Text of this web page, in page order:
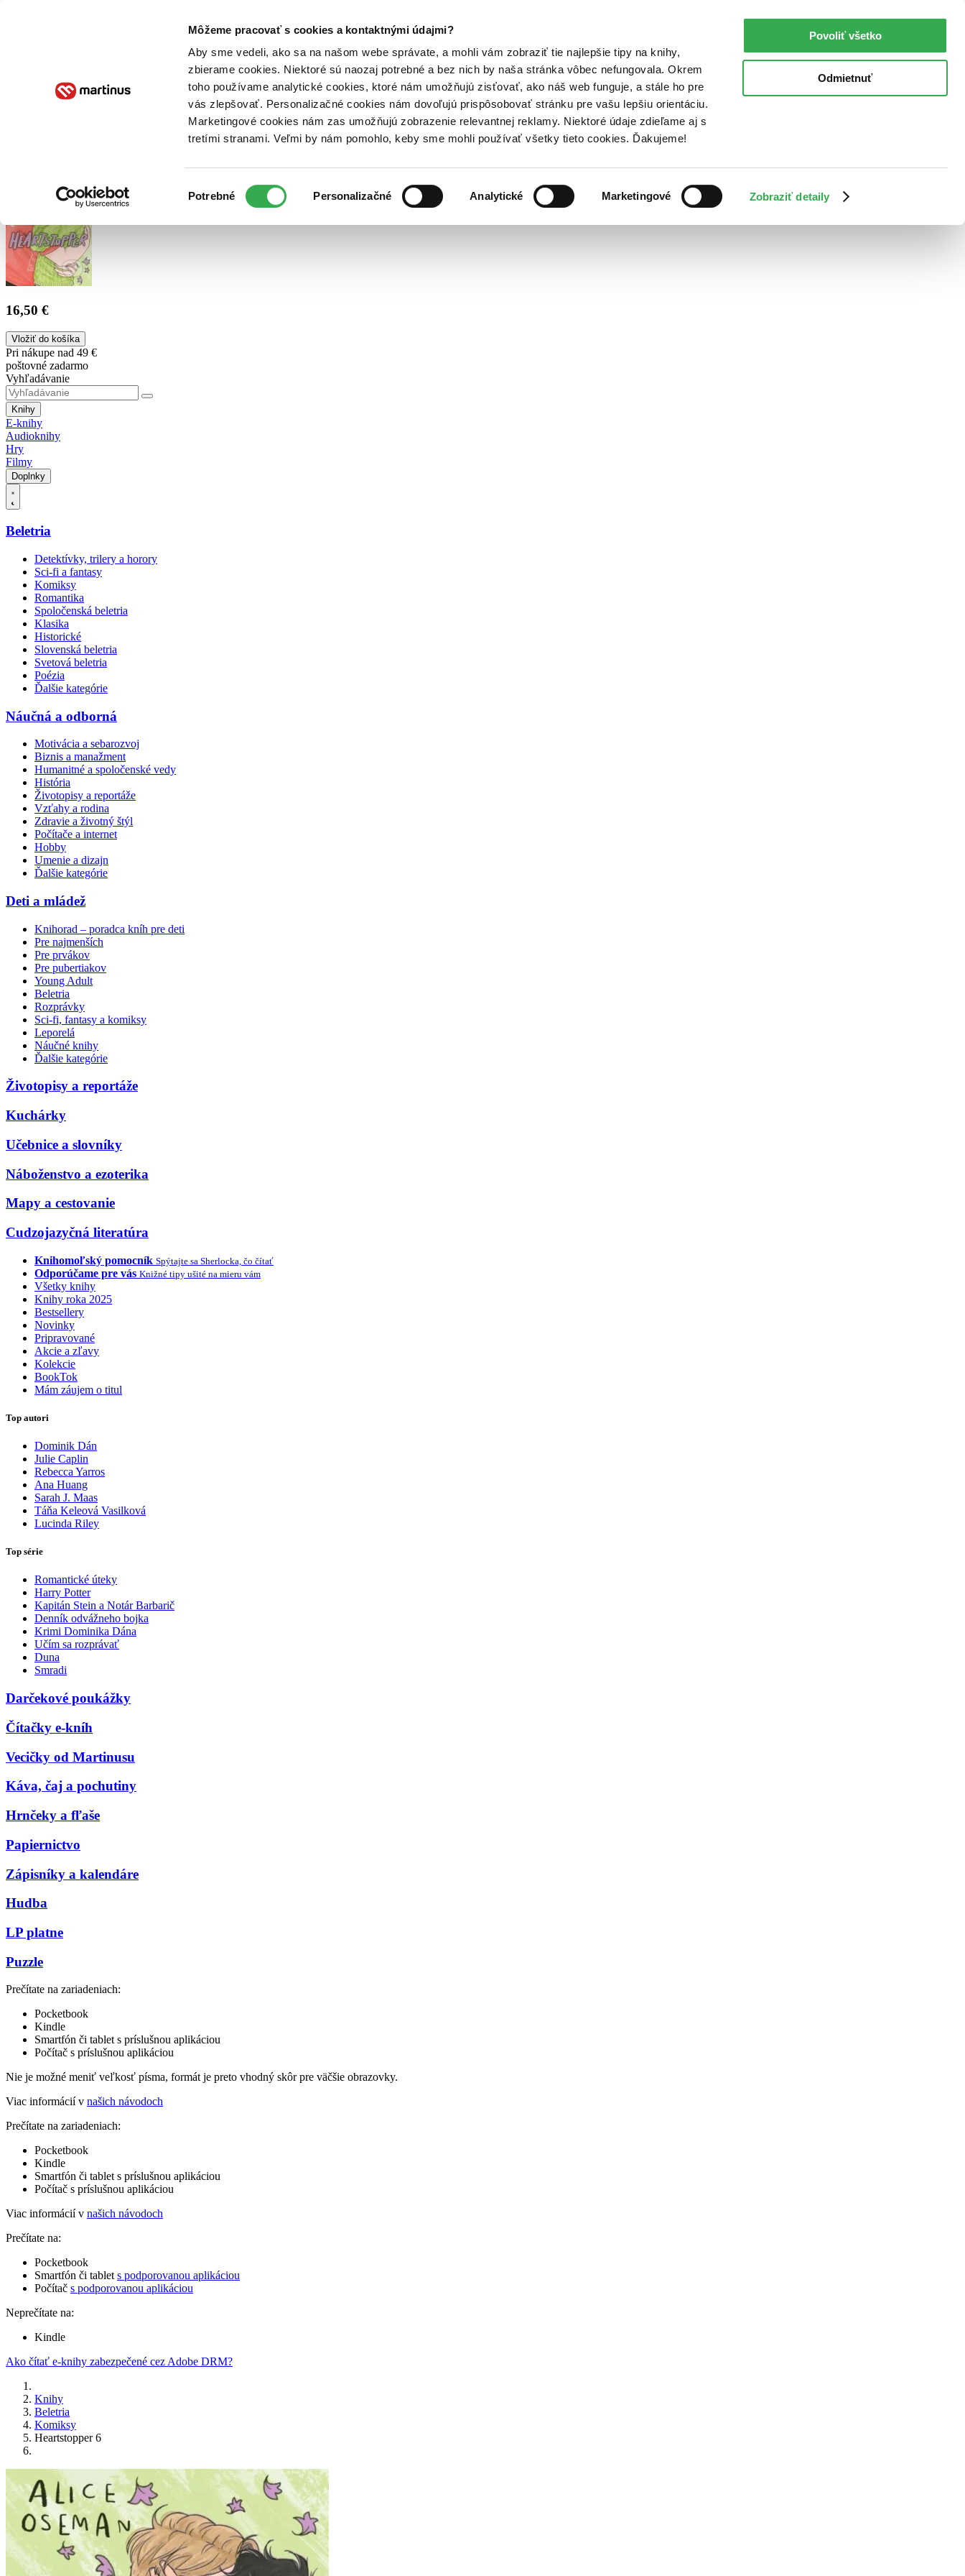
Môžeme pracovať s cookies a kontaktnými údajmi?
Aby sme vedeli, ako sa na našom webe správate, a mohli vám zobraziť tie najlepšie tipy na knihy,
zbierame cookies. Niektoré sú naozaj potrebné a bez nich by naša stránka vôbec nefungovala. Okrem
toho používame analytické cookies, ktoré nám umožňujú zisťovať, ako náš web funguje, a stále ho pre
vás zlepšovať. Personalizačné cookies nám dovoľujú prispôsobovať stránku pre vašu lepšiu orientáciu.
Marketingové cookies nám zas umožňujú zobrazenie relevantnej reklamy. Niektoré údaje zdieľame aj s
tretími stranami. Veľmi by nám pomohlo, keby sme mohli používať všetky tieto cookies. Ďakujeme!
súhlasu
Potrebné Personalizačné Analytické Marketingové Zobraziť detaily
Povoliť všetko
Odmietnuť
Poukážky Kontakt
16,50 €
Vložiť do košíka
Pri nákupe nad 49 €
poštovné zadarmo
Vyhľadávanie
Knihy
E-knihy
Audioknihy
Hry
Filmy
Doplnky
Beletria
Detektívky, trilery a horory
Sci-fi a fantasy
Komiksy
Romantika
Spoločenská beletria
Klasika
Historické
Slovenská beletria
Svetová beletria
Poézia
Ďalšie kategórie
Náučná a odborná
Motivácia a sebarozvoj
Biznis a manažment
Humanitné a spoločenské vedy
História
Životopisy a reportáže
Vzťahy a rodina
Zdravie a životný štýl
Počítače a internet
Hobby
Umenie a dizajn
Ďalšie kategórie
Deti a mládež
Knihorad – poradca kníh pre deti
Pre najmenších
Pre prvákov
Pre pubertiakov
Young Adult
Beletria
Rozprávky
Sci-fi, fantasy a komiksy
Leporelá
Náučné knihy
Ďalšie kategórie
Životopisy a reportáže
Kuchárky
Učebnice a slovníky
Náboženstvo a ezoterika
Mapy a cestovanie
Cudzojazyčná literatúra
Knihomoľský pomocník Spýtajte sa Sherlocka, čo čítať
Odporúčame pre vás Knižné tipy ušité na mieru vám
Všetky knihy
Knihy roka 2025
Bestsellery
Novinky
Pripravované
Akcie a zľavy
Kolekcie
BookTok
Mám záujem o titul
Top autori
Dominik Dán
Julie Caplin
Rebecca Yarros
Ana Huang
Sarah J. Maas
Táňa Keleová Vasilková
Lucinda Riley
Top série
Romantické úteky
Harry Potter
Kapitán Stein a Notár Barbarič
Denník odvážneho bojka
Krimi Dominika Dána
Učím sa rozprávať
Duna
Smradi
Darčekové poukážky
Čítačky e-kníh
Vecičky od Martinusu
Káva, čaj a pochutiny
Hrnčeky a fľaše
Papiernictvo
Zápisníky a kalendáre
Hudba
LP platne
Puzzle
Prečítate na zariadeniach:
Pocketbook
Kindle
Smartfón či tablet s príslušnou aplikáciou
Počítač s príslušnou aplikáciou
Nie je možné meniť veľkosť písma, formát je preto vhodný skôr pre väčšie obrazovky.
Viac informácií v našich návodoch
Prečítate na zariadeniach:
Pocketbook
Kindle
Smartfón či tablet s príslušnou aplikáciou
Počítač s príslušnou aplikáciou
Viac informácií v našich návodoch
Prečítate na:
Pocketbook
Smartfón či tablet s podporovanou aplikáciou
Počítač s podporovanou aplikáciou
Neprečítate na:
Kindle
Ako čítať e-knihy zabezpečené cez Adobe DRM?
Knihy
Beletria
Komiksy
Heartstopper 6